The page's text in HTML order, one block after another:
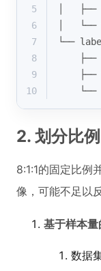
5
│
6
│
7
└──
8
9
10
2. 划分比
8:1:1的固定比例
像，可能不足以
基于样本
数据